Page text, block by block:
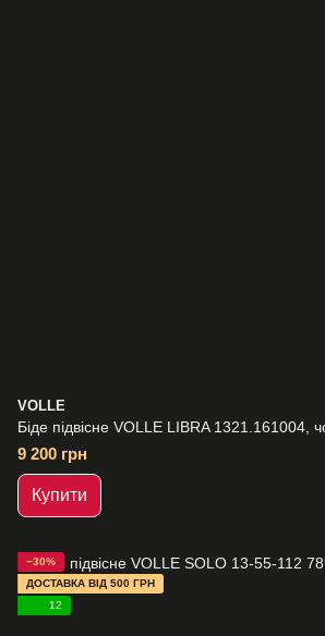
VOLLE
Біде підвісне VOLLE LIBRA 1321.161004,
9 200 грн
Купити
−30%
ДОСТАВКА ВІД 500 ГРН
12